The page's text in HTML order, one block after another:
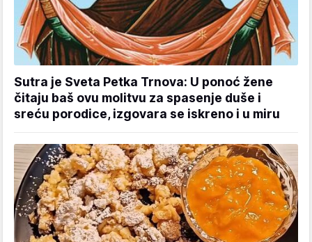
Sutra je Sveta Petka Trnova: U ponoć žene
čitaju baš ovu molitvu za spasenje duše i
sreću porodice, izgovara se iskreno i u miru